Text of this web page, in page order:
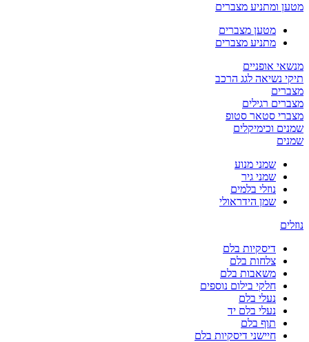
מטען ומתניע מצברים
מטען מצברים
מתניע מצברים
מנשאי אופניים
תיקי נשיאה לגג הרכב
מצברים
מצברים רגילים
מצברי סטאר סטופ
שמנים וכימיקלים
שמנים
שמני מנוע
שמני גיר
נוזלי בלמים
שמן הידראולי
נוזלים
דיסקיות בלם
צלחות בלם
משאבות בלם
חלקי בילום נוספים
נעלי בלם
נעלי בלם יד
תוף בלם
חיישני דיסקיות בלם